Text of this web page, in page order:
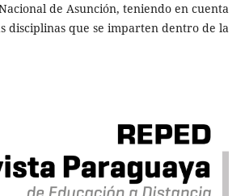
de Asunción, teniendo en cuenta
disciplinas que se imparten dentro de la